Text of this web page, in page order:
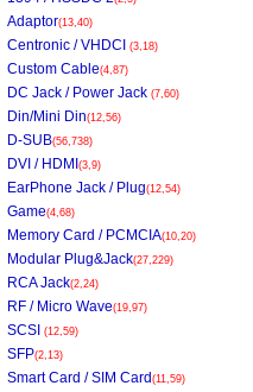
Adaptor(13,40)
Centronic / VHDCI (3,18)
Custom Cable(4,87)
DC Jack / Power Jack (7,60)
Din/Mini Din(12,56)
D-SUB(56,738)
DVI / HDMI (3,9)
EarPhone Jack / Plug(12,54)
Game(4,68)
Memory Card / PCMCIA(10,20)
Modular Plug&Jack(27,229)
RCA Jack(2,24)
RF / Micro Wave(19,97)
SCSI (12,59)
SFP(2,13)
Smart Card / SIM Card (11,59)